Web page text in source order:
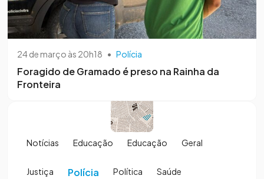
24 de março às 20h18 • Polícia
Foragido de Gramado é preso na Rainha da
Fronteira
Notícias Educação Educação Geral
Justiça Polícia Política Saúde